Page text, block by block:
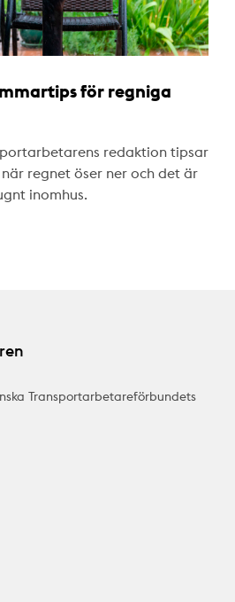
för regniga
redaktion tipsar
regnet öser ner och det är
inomhus.
Transportarbetareförbundets